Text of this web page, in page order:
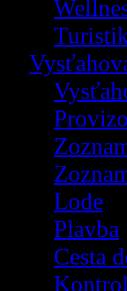
Lode
Plavba
Cesta